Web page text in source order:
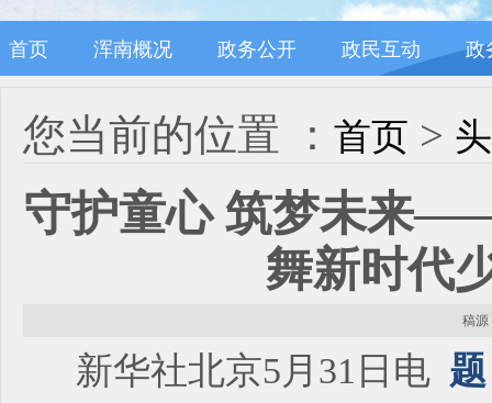
首页 浑南概况 政务公开 政民互动 政
您当前的位置 ： 首页 >
守护童心 筑梦未来
舞新时代
稿源
新华社北京5月31日电